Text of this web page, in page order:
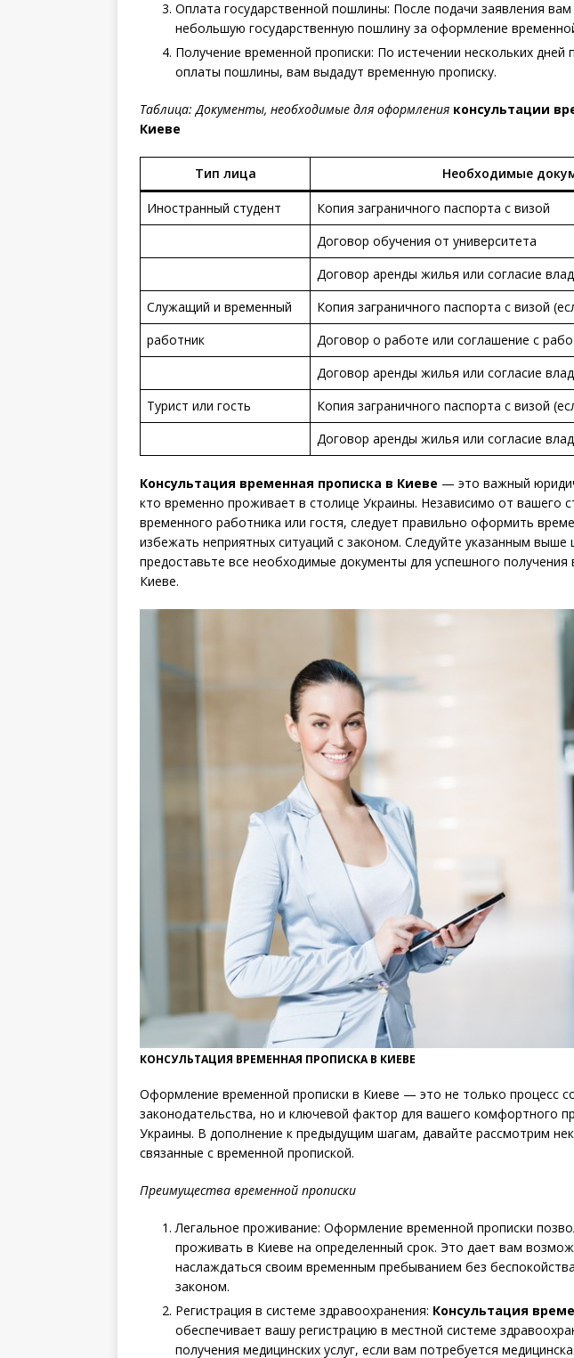
Оплата государственной пошлины: После подачи заявления
небольшую государственную пошлину за оформление
Получение временной прописки: По истечении нескольких дней
оплаты пошлины, вам выдадут временную прописку.
Таблица: Документы, необходимые для оформления консультации
Киеве
Тип лица Необходимые
Иностранный студент
Копия заграничного паспорта с визой
Договор обучения от университета
Договор аренды жилья или согласие
Служащий и временный
Копия заграничного паспорта с визой
работник
Договор о работе или соглашение с
Договор аренды жилья или согласие
Турист или гость
Копия заграничного паспорта с визой
Договор аренды жилья или согласие
Консультация временная прописка в Киеве — это важный
кто временно проживает в столице Украины. Независимо от вашего
временного работника или гостя, следует правильно оформить
избежать неприятных ситуаций с законом. Следуйте указанным выше
предоставьте все необходимые документы для успешного получения
Киеве.
КОНСУЛЬТАЦИЯ ВРЕМЕННАЯ ПРОПИСКА В КИЕВЕ
Оформление временной прописки в Киеве — это не только процесс
законодательства, но и ключевой фактор для вашего комфортного
Украины. В дополнение к предыдущим шагам, давайте рассмотрим
связанные с временной пропиской.
Преимущества временной прописки
Легальное проживание: Оформление временной прописки
проживать в Киеве на определенный срок. Это дает вам
наслаждаться своим временным пребыванием без
законом.
Регистрация в системе здравоохранения: Консультация
обеспечивает вашу регистрацию в местной системе
получения медицинских услуг, если вам потребуется